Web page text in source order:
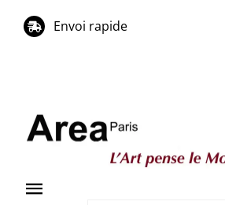
Envoi rapide